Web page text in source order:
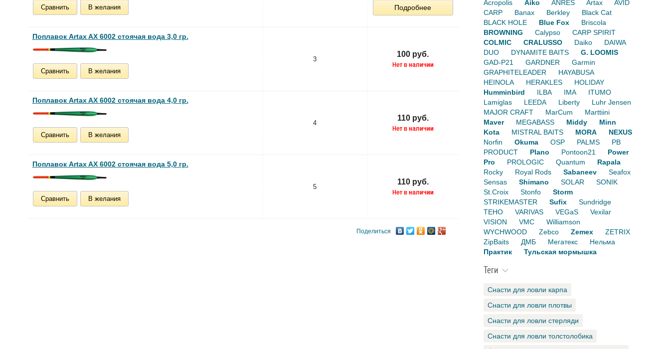
Сравнить В желания Подробнее
Поплавок Artax AX 6002 стоячая вода 3,0 гр.
Сравнить В желания
3
100 руб.
Поплавок Artax AX 6002 стоячая вода 4,0 гр.
Сравнить В желания
4
110 руб.
Поплавок Artax AX 6002 стоячая вода 5,0 гр.
Сравнить В желания
5
110 руб.
Поделиться
Acropolis
Aiko ANRES Artax
AVID
CARP
Banax Berkley
Black Cat
BLACK HOLE
Blue Fox
Briscola
BROWNING
Calypso
CARP SPIRIT
COLMIC
CRALUSSO Daiko
DAIWA
DUO
DYNAMITE BAITS
G. LOOMIS
GAD-P21
GARDNER
Garmin
GRAPHITELEADER
HAYABUSA
HEINOLA
HERAKLES
HOLIDAY
Humminbird
ILBA IMA
ITUMO
Lamiglas
LEEDA Liberty
Luhr Jensen
MAJOR CRAFT
MarCum
Marttiini
Maver
MEGABASS Middy
Minn
Kota
MISTRAL BAITS MORA
NEXUS
Norfin
Okuma OSP PALMS
PB
PRODUCT
Plano Pontoon21
Power
Pro
PROLOGIC Quantum
Rapala
Rocky
Royal Rods Sabaneev
Seafox
Sensas
Shimano SOLAR
SONIK
St.Croix
Stonfo
Storm
STRIKEMASTER
Sufix
Sundridge
TEHO
VARIVAS VEGaS
Vexilar
VISION
VMC
Williamson
WYCHWOOD
Zebco Zemex
ZETRIX
ZipBaits
ДМБ Мегатекс
Нельма
Практик
Тульская мормышка
Теги
Снасти для ловли карпа
Снасти для ловли плотвы
Снасти для ловли стерляди
Снасти для ловли толстолобика